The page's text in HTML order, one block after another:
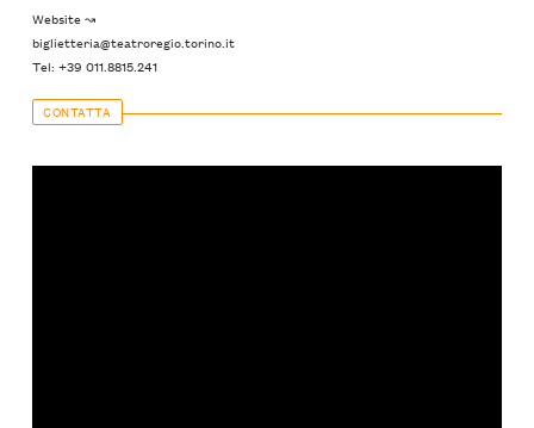
Website ↝
biglietteria@teatroregio.torino.it
Tel: +39 011.8815.241
CONTATTA